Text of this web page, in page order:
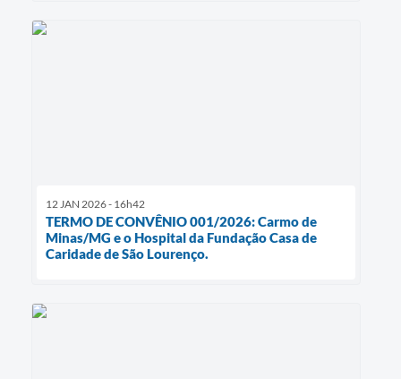
12 JAN 2026 - 16h42
TERMO DE CONVÊNIO 001/2026: Carmo de
Minas/MG e o Hospital da Fundação Casa de
Caridade de São Lourenço.